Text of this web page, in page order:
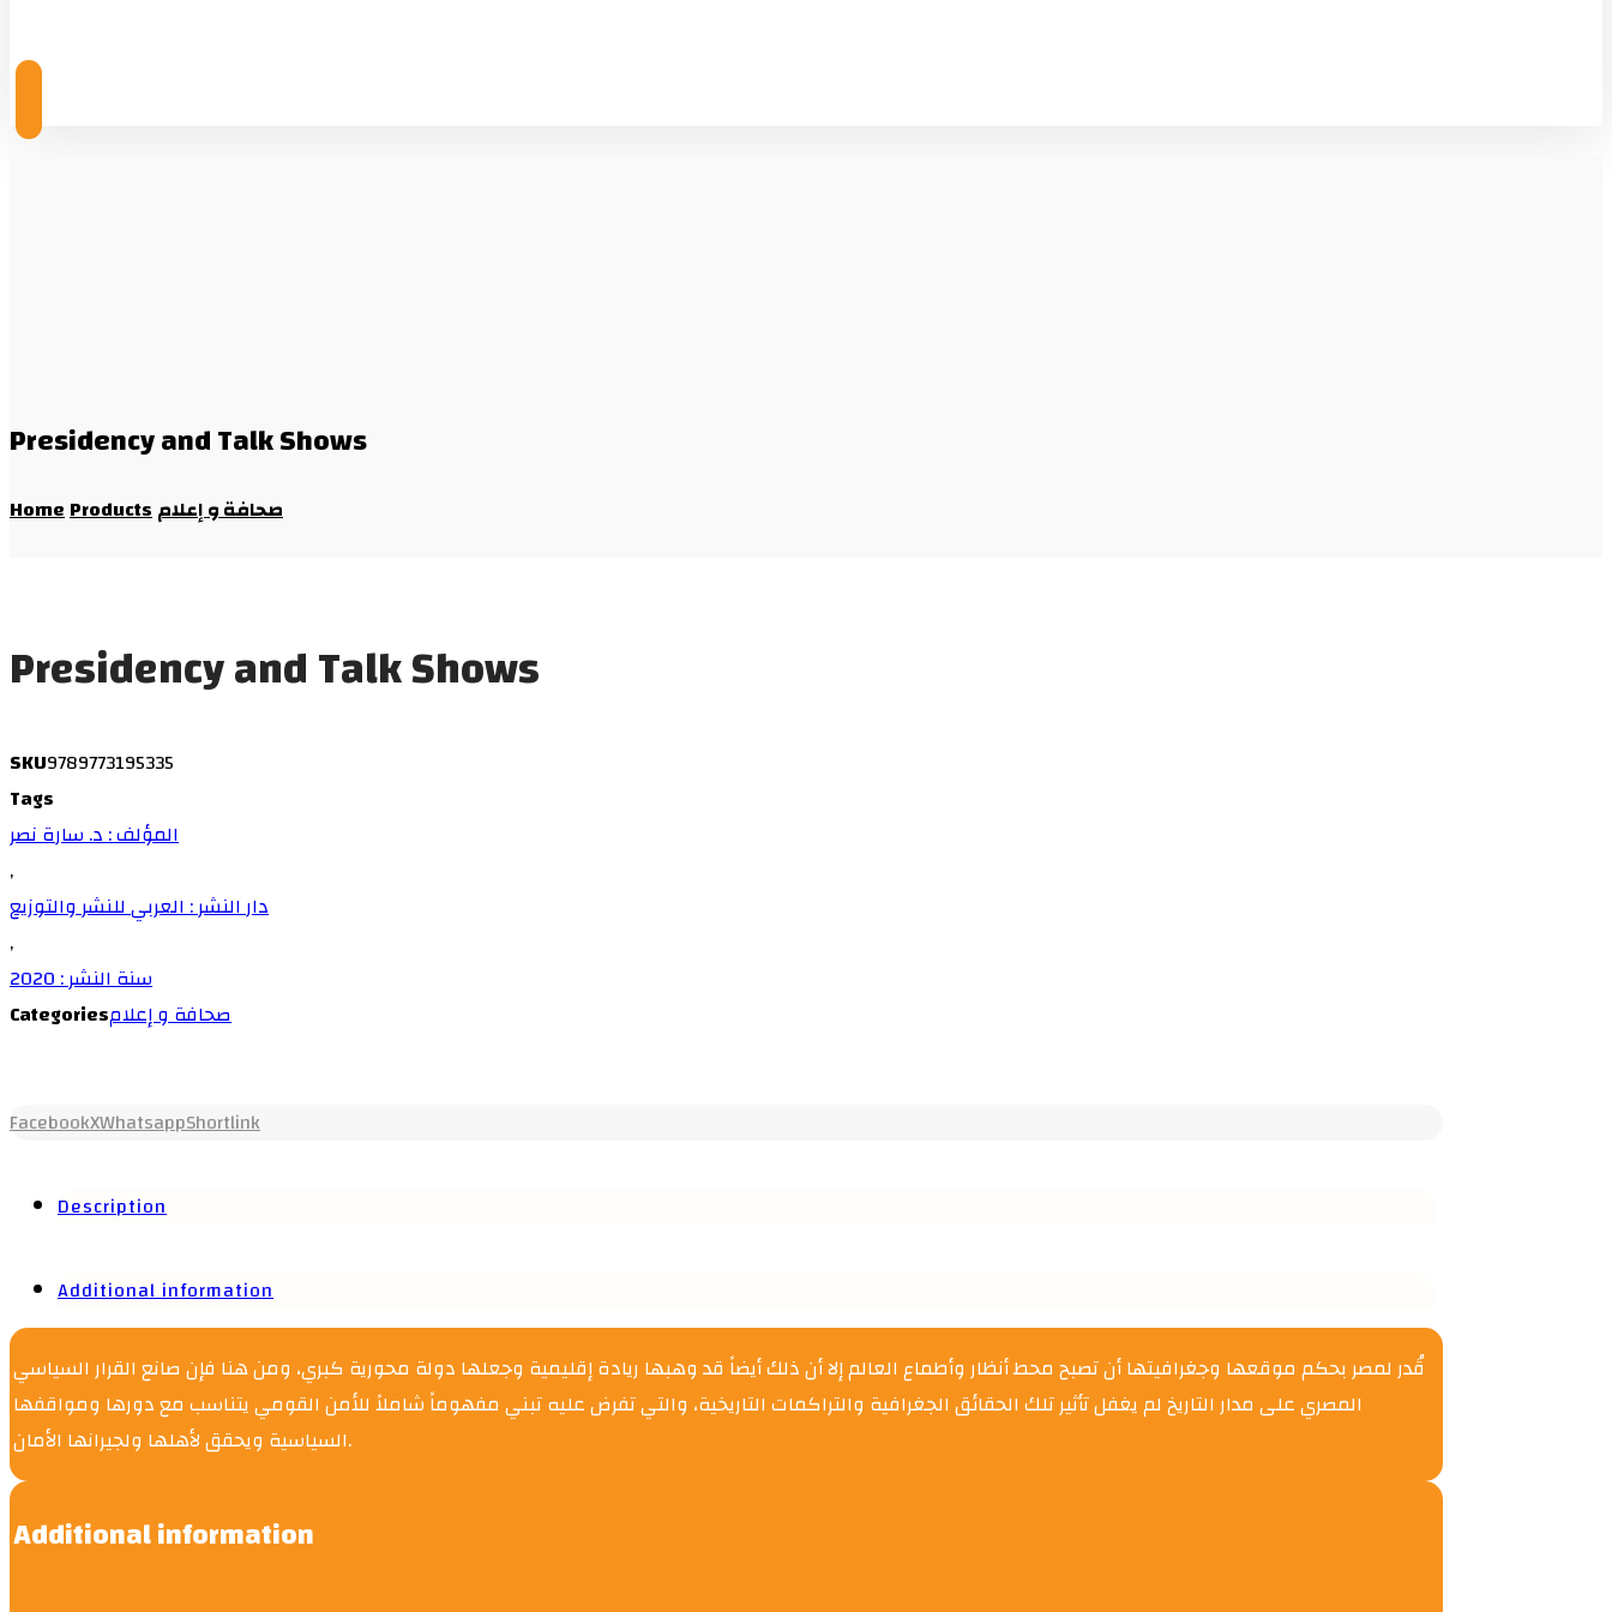
Presidency and Talk Shows
HomeProductsصحافة و إعلام
Presidency and Talk Shows
SKU9789773195335
Tags
المؤلف : د. سارة نصر
,
دار النشر : العربي للنشر والتوزيع
,
سنة النشر : 2020
Categoriesصحافة و إعلام
FacebookXWhatsappShortlink
Description
Additional information
قُدر لمصر بحكم موقعها وجغرافيتها أن تصبح محط أنظار وأطماع العالم إلا أن ذلك أيضاً قد وهبها ريادة إقليمية وجعلها دولة محورية كبري، ومن هنا فإن صانع القرار السياسي
المصري على مدار التاريخ لم يغفل تأثير تلك الحقائق الجغرافية والتراكمات التاريخية، والتي تفرض عليه تبني مفهوماً شاملاً للأمن القومي يتناسب مع دورها ومواقفها
السياسية ويحقق لأهلها ولجيرانها الأمان.
Additional information